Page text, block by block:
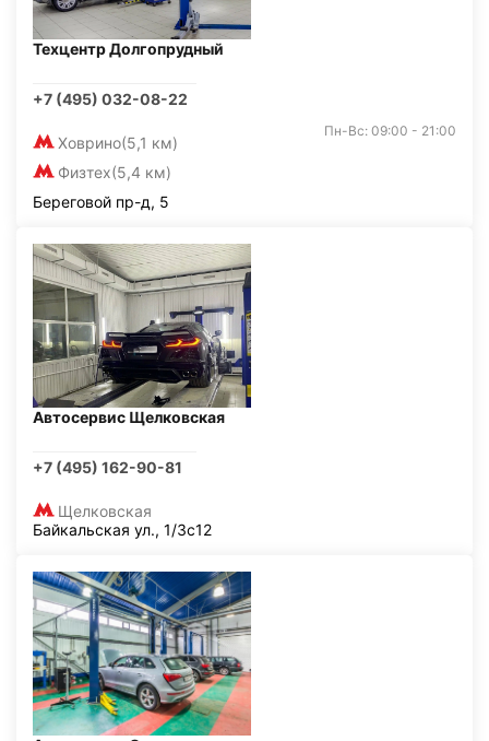
Техцентр Долгопрудный
+7 (495) 032-08-22
Ховрино(5,1 км)
Физтех(5,4 км)
Пн-Вс: 09:00 - 21:00
Береговой пр-д, 5
Автосервис Щелковская
+7 (495) 162-90-81
Щелковская
Байкальская ул., 1/3с12